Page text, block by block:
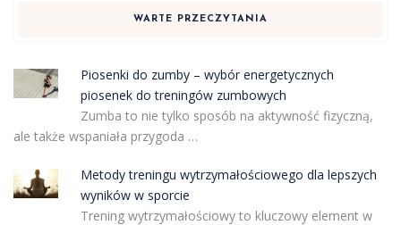
WARTE PRZECZYTANIA
Piosenki do zumby – wybór energetycznych
piosenek do treningów zumbowych
Zumba to nie tylko sposób na aktywność fizyczną,
ale także wspaniała przygoda …
Metody treningu wytrzymałościowego dla lepszych
wyników w sporcie
Trening wytrzymałościowy to kluczowy element w